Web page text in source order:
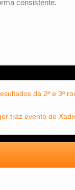
consistente.
da 2ª e 3ª
traz evento de